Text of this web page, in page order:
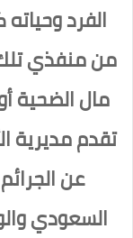
الفرد
من منفذي تلك
مال الضحية
تقدم مديرية
عن
السعودي